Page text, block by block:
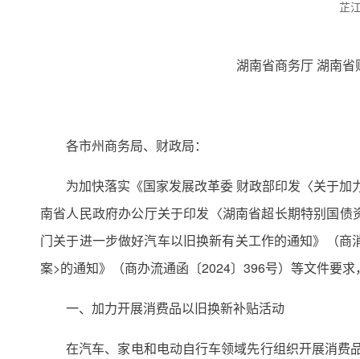
芷
湖南省商务厅 湖南
各市州商务局、财政局：
为加快落实《国家发展改革委 财政部印发〈关于
南省人民政府办公厅关于印发〈湖南省超长期特别国
门关于进一步做好汽车以旧换新有关工作的通知》（
案>的通知》（商办流通函〔2024〕396号）等文件要
一、加力开展消费品以旧换新补贴活动
在汽车、家电和电动自行车领域先行组织开展消费